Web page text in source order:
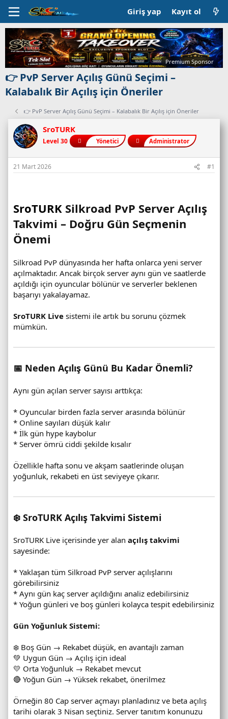
Giriş yap Kayıt ol
Premium Sponsor
👉 PvP Server Açılış Günü Seçimi –
Kalabalık Bir Açılış için Öneriler
👉 PvP Server Açılış Günü Seçimi – Kalabalık Bir Açılış için Öneriler
SroTURK
Level 30 Yönetici Administrator
21 Mart 2026 #1
SroTURK Silkroad PvP Server Açılış
Takvimi – Doğru Gün Seçmenin
Önemi
Silkroad PvP dünyasında her hafta onlarca yeni server
açılmaktadır. Ancak birçok server aynı gün ve saatlerde
açıldığı için oyuncular bölünür ve serverler beklenen
başarıyı yakalayamaz.
SroTURK Live sistemi ile artık bu sorunu çözmek
mümkün.
📅 Neden Açılış Günü Bu Kadar Önemli?
Aynı gün açılan server sayısı arttıkça:
* Oyuncular birden fazla server arasında bölünür
* Online sayıları düşük kalır
* İlk gün hype kaybolur
* Server ömrü ciddi şekilde kısalır
Özellikle hafta sonu ve akşam saatlerinde oluşan
yoğunluk, rekabeti en üst seviyeye çıkarır.
❄️ SroTURK Açılış Takvimi Sistemi
SroTURK Live içerisinde yer alan açılış takvimi
sayesinde:
* Yaklaşan tüm Silkroad PvP server açılışlarını
görebilirsiniz
* Aynı gün kaç server açıldığını analiz edebilirsiniz
* Yoğun günleri ve boş günleri kolayca tespit edebilirsiniz
Gün Yoğunluk Sistemi:
❄️ Boş Gün → Rekabet düşük, en avantajlı zaman
💚 Uygun Gün → Açılış için ideal
💛 Orta Yoğunluk → Rekabet mevcut
🔴 Yoğun Gün → Yüksek rekabet, önerilmez
Örneğin 80 Cap server açmayı planladınız ve beta açılış
tarihi olarak 3 Nisan seçtiniz. Server tanıtım konunuzu